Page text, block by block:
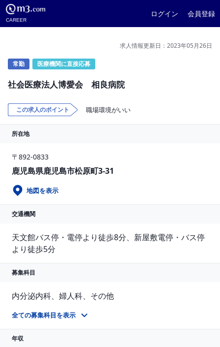
CAREER
ログイン 会員登録
求人情報更新日：2023年05月26日
常勤 医療機関に直接応募
社会医療法人博愛会 相良病院
この求人のポイント 職場環境がいい
所在地
〒892-0833
鹿児島県鹿児島市松原町3-31
地図を表示
交通機関
天文館バス停・電停より徒歩8分、新屋敷電停・バス停
より徒歩5分
募集科目
内分泌内科、婦人科、その他
全ての募集科目を表示
年収